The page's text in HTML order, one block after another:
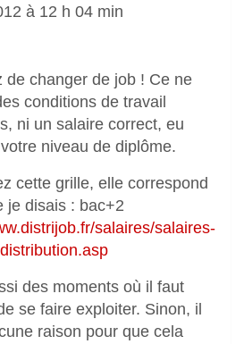
à 12 h 04 min
de changer de job ! Ce ne
conditions de travail
ni un salaire correct, eu
niveau de diplôme.
cette grille, elle correspond
je disais : bac+2
salaires/salaires-
des moments où il faut
se faire exploiter. Sinon, il
raison pour que cela